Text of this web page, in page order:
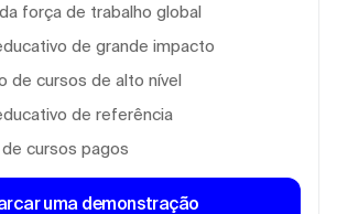
força de trabalho global
de grande impacto
de cursos de alto nível
de referência
cursos pagos
uma demonstração